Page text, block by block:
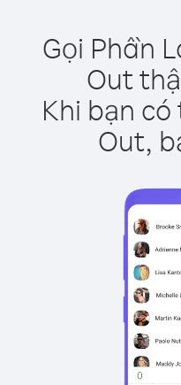
Gọi Phần
Out
Khi bạn
Out,